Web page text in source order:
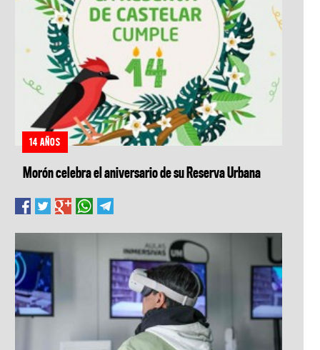
14 AÑOS
Morón celebra el aniversario de su Reserva Urbana